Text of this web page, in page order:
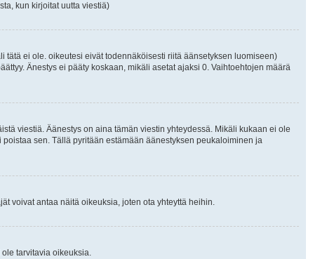
kun kirjoitat uutta viestiä)
tätä ei ole. oikeutesi eivät todennäköisesti riitä äänsetyksen luomiseen)
Änestys ei pääty koskaan, mikäli asetat ajaksi 0. Vaihtoehtojen määrä
viestiä. Äänestys on aina tämän viestin yhteydessä. Mikäli kukaan ei ole
sen. Tällä pyritään estämään äänestyksen peukaloiminen ja
voivat antaa näitä oikeuksia, joten ota yhteyttä heihin.
tarvitavia oikeuksia.